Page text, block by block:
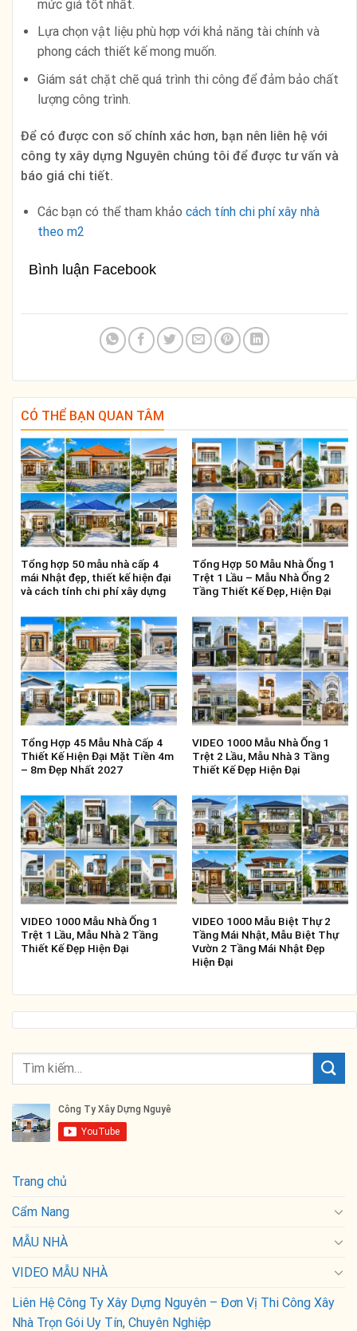
mức giá tốt nhất.
Lựa chọn vật liệu phù hợp với khả năng tài chính và
phong cách thiết kế mong muốn.
Giám sát chặt chẽ quá trình thi công để đảm bảo chất
lượng công trình.
Để có được con số chính xác hơn, bạn nên liên hệ với
công ty xây dựng Nguyên chúng tôi để được tư vấn và
báo giá chi tiết.
Các bạn có thể tham khảo cách tính chi phí xây nhà
theo m2
Bình luận Facebook
CÓ THỂ BẠN QUAN TÂM
Tổng hợp 50 mẫu nhà cấp 4
mái Nhật đẹp, thiết kế hiện đại
và cách tính chi phí xây dựng
Tổng Hợp 50 Mẫu Nhà Ống 1
Trệt 1 Lầu – Mẫu Nhà Ống 2
Tầng Thiết Kế Đẹp, Hiện Đại
Tổng Hợp 45 Mẫu Nhà Cấp 4
Thiết Kế Hiện Đại Mặt Tiền 4m
– 8m Đẹp Nhất 2027
VIDEO 1000 Mẫu Nhà Ống 1
Trệt 2 Lầu, Mẫu Nhà 3 Tầng
Thiết Kế Đẹp Hiện Đại
VIDEO 1000 Mẫu Nhà Ống 1
Trệt 1 Lầu, Mẫu Nhà 2 Tầng
Thiết Kế Đẹp Hiện Đại
VIDEO 1000 Mẫu Biệt Thự 2
Tầng Mái Nhật, Mẫu Biệt Thự
Vườn 2 Tầng Mái Nhật Đẹp
Hiện Đại
Trang chủ
Cẩm Nang
MẪU NHÀ
VIDEO MẪU NHÀ
Liên Hệ Công Ty Xây Dựng Nguyên – Đơn Vị Thi Công Xây
Nhà Trọn Gói Uy Tín, Chuyên Nghiệp